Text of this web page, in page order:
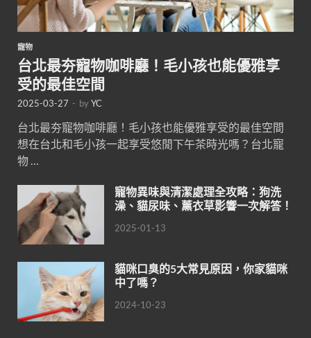
寵物
台北最夯寵物咖啡廳！毛小孩也能優雅享
受的最佳空間
2025-03-27 - byYC
台北最夯寵物咖啡廳！毛小孩也能優雅享受的最佳空間
想在台北和毛小孩一起享受悠閒下午茶時光嗎？台北寵
物 …
寵物異味與清潔處理全攻略：狗洗
澡、貓尿味、薰衣草影響一次解答！
2025-01-13
貓咪口臭的5大常見原因，你家貓咪
中了嗎？
2024-10-23